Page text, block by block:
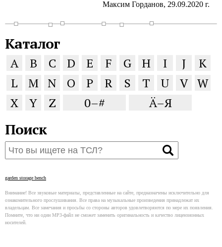
Максим Горданов, 29.09.2020 г.
Каталог
A B C D E F G H I J
K
L
M N O P R S T U V W
X
Y Z 0–# Ä–Я
Поиск
garden storage bench
Внимание! Все звуковые материалы, представленные на сайте, предназначены исключительно для
ознакомительного прослушивания. Все права на музыкальные произведения принадлежат их
владельцам. Все замечания и просьбы со стороны авторов удовлетворяются по мере их появления.
Помните, что ни один MP3-файл не сможет заменить оригинальность и качество лицензионных
носителей.